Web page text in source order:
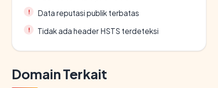
Data reputasi publik terbatas
Tidak ada header HSTS terdeteksi
Domain Terkait